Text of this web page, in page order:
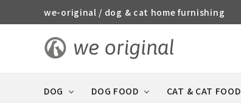
we-original / dog & cat home furnishing
DOG DOG FOOD CAT & CAT FOOD